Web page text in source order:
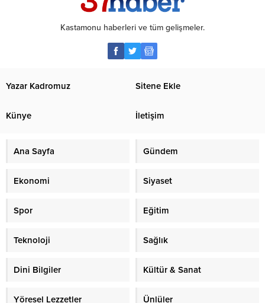
Kastamonu haberleri ve tüm gelişmeler.
Yazar Kadromuz Sitene Ekle
Künye İletişim
Ana Sayfa Gündem
Ekonomi Siyaset
Spor Eğitim
Teknoloji Sağlık
Dini Bilgiler Kültür & Sanat
Yöresel Lezzetler Ünlüler